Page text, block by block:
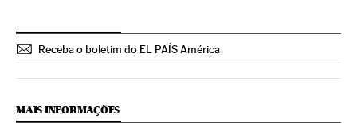
Receba o boletim do EL PAÍS América
MAIS INFORMAÇÕES